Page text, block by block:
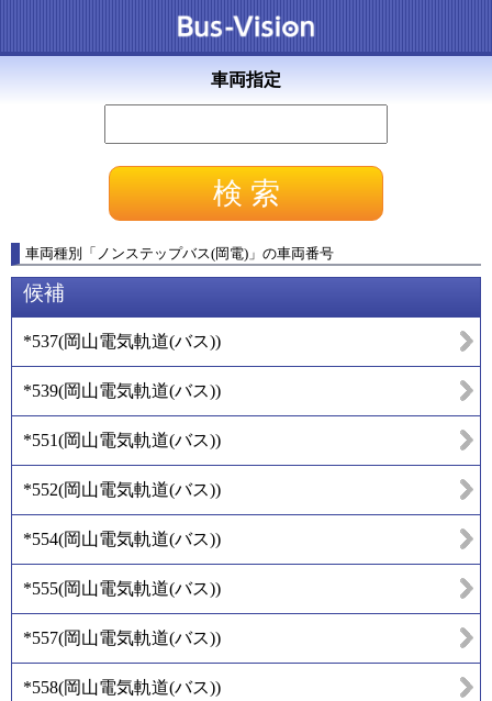
車両指定
車両種別 「 ノンステップバス(岡電) 」 の車両番号
候補
*537(岡山電気軌道(バス))
*539(岡山電気軌道(バス))
*551(岡山電気軌道(バス))
*552(岡山電気軌道(バス))
*554(岡山電気軌道(バス))
*555(岡山電気軌道(バス))
*557(岡山電気軌道(バス))
*558(岡山電気軌道(バス))